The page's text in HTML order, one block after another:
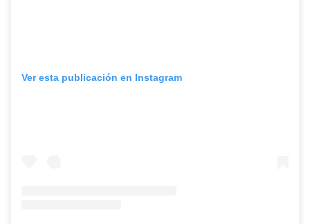
Ver esta publicación en Instagram